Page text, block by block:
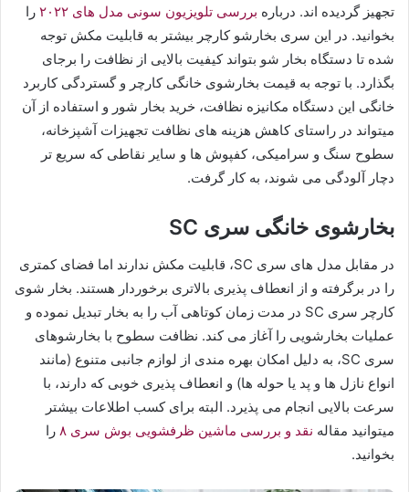
تجهیز گردیده اند. درباره بررسی تلویزیون سونی مدل های ۲۰۲۲
را
بخوانید. در این سری بخارشو کارچر بیشتر به قابلیت مکش توجه
شده تا دستگاه بخار شو بتواند کیفیت بالایی از نظافت را برجای
بگذارد. با توجه به قیمت بخارشوی خانگی کارچر و گستردگی کاربرد
خانگی این دستگاه مکانیزه نظافت، خرید بخار شور و استفاده از آن
میتواند در راستای کاهش هزینه های نظافت تجهیزات آشپزخانه،
سطوح سنگ و سرامیکی، کفپوش ها و سایر نقاطی که سریع تر
دچار آلودگی می شوند، به کار گرفت.
بخارشوی خانگی سری SC
در مقابل مدل های سری SC، قابلیت مکش ندارند اما فضای کمتری
را در برگرفته و از انعطاف پذیری بالاتری برخوردار هستند. بخار شوی
کارچر سری SC در مدت زمان کوتاهی آب را به بخار تبدیل نموده و
عملیات بخارشویی را آغاز می کند. نظافت سطوح با بخارشوهای
سری SC، به دلیل امکان بهره مندی از لوازم جانبی متنوع (مانند
انواع نازل ها و پد یا حوله ها) و انعطاف پذیری خوبی که دارند، با
سرعت بالایی انجام می پذیرد. البته برای کسب اطلاعات بیشتر
میتوانید مقاله نقد و بررسی ماشین‌ ظرفشویی بوش سری ۸
را
بخوانید.